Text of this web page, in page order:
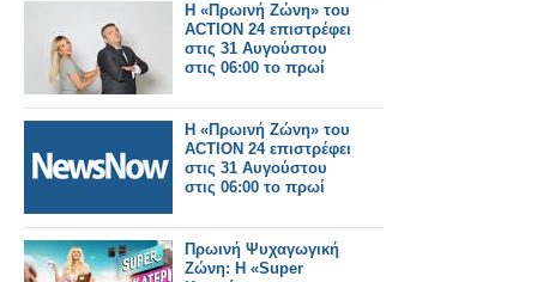
Η «Πρωινή Ζώνη» του
ACTION 24 επιστρέφει
στις 31 Αυγούστου
στις 06:00 το πρωί
Η «Πρωινή Ζώνη» του
ACTION 24 επιστρέφει
στις 31 Αυγούστου
στις 06:00 το πρωί
Πρωινή Ψυχαγωγική
Ζώνη: Η «Super